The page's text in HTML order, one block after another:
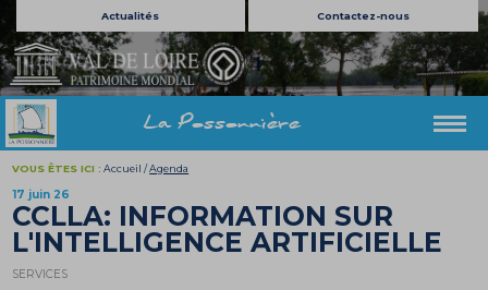
Actualités Contactez-nous
La Possonnière
VOUS ÊTES ICI : Accueil /Agenda
17 juin 26
CCLLA: INFORMATION SUR
L'INTELLIGENCE ARTIFICIELLE
SERVICES